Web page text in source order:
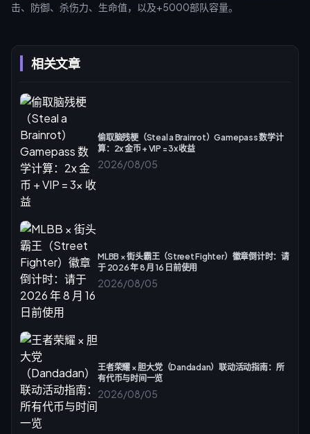
相关文章
偷取脑残梗（Steal a Brainrot）Gamepass 数学计
算：2x 金币 + VIP = 3x 收益
2026/08/05
MLBB × 街头霸王（Street Fighter）徽章倒计时：请
于 2026 年 8 月 16 日前使用
2026/08/05
王者荣耀 × 胆大党（Dandadan）联动活动指南：所
有代币与时间一览
2026/08/05
击、防御、杀伤力、生命值，以及+5000部队容量。